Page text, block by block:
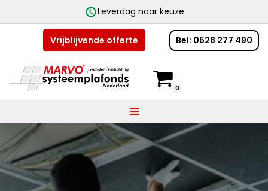
Leverdag naar keuze
naar
Vrijblijvende offerte Bel: 0528 277 490
0